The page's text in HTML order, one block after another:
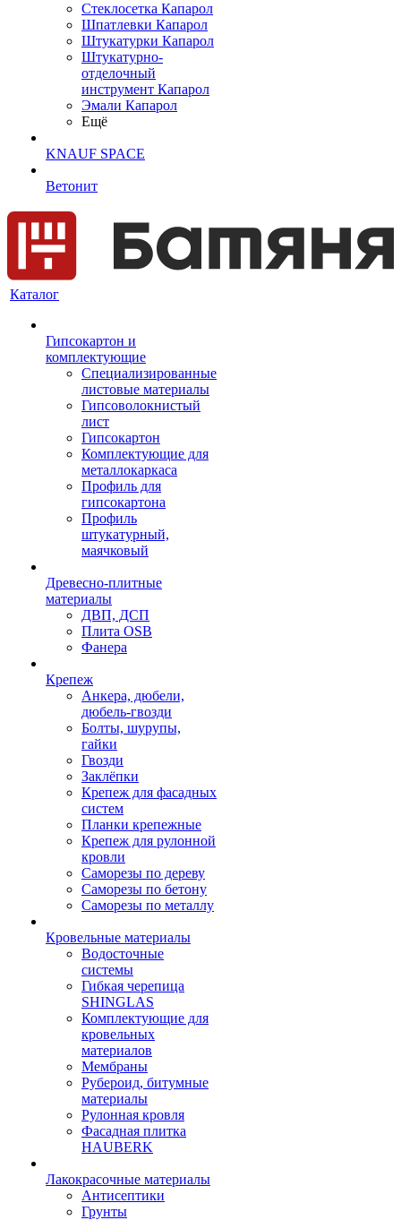
Cтеклосетка Капарол
Шпатлевки Капарол
Штукатурки Капарол
Штукатурно-
отделочный
инструмент Капарол
Эмали Капарол
Ещё
KNAUF SPACE
Ветонит
Каталог
Гипсокартон и
комплектующие
Специализированные
листовые материалы
Гипсоволокнистый
лист
Гипсокартон
Комплектующие для
металлокаркаса
Профиль для
гипсокартона
Профиль
штукатурный,
маячковый
Древесно-плитные
материалы
ДВП, ДСП
Плита OSB
Фанера
Крепеж
Анкера, дюбели,
дюбель-гвозди
Болты, шурупы,
гайки
Гвозди
Заклёпки
Крепеж для фасадных
систем
Планки крепежные
Крепеж для рулонной
кровли
Саморезы по дереву
Саморезы по бетону
Саморезы по металлу
Кровельные материалы
Водосточные
системы
Гибкая черепица
SHINGLAS
Комплектующие для
кровельных
материалов
Мембраны
Рубероид, битумные
материалы
Рулонная кровля
Фасадная плитка
HAUBERK
Лакокрасочные материалы
Антисептики
Грунты